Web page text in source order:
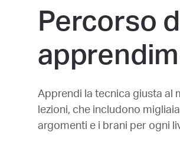
Percorso
Apprendi la tecnica giusta al
lezioni, che includono
argomenti e i brani per ogni